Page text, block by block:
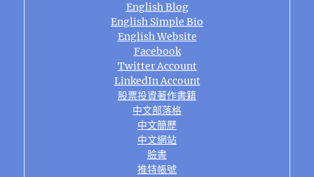
English Blog
English Simple Bio
English Website
Facebook
Twitter Account
LinkedIn Account
股票投資著作書籍
中文部落格
中文簡歷
中文網站
臉書
推特帳號